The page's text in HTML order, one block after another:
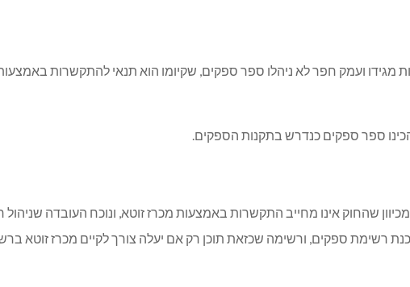
מגידו ועמק חפר לא ניהלו ספר ספקים, שקיומו הוא תנאי להתקשרות
ספר ספקים כנדרש בתקנות הספקים.
שהחוק אינו מחייב התקשרות באמצעות מכרז זוטא, ונוכח העובדה
רשימת ספקים, ורשימה שכזאת תוכן רק אם יעלה צורך לקיים מכרז זוטא